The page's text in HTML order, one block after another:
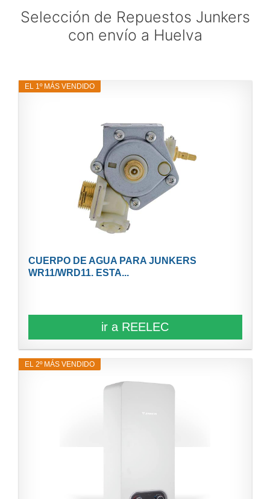
Selección de Repuestos Junkers
con envío a Huelva
EL 1º MÁS VENDIDO
CUERPO DE AGUA PARA JUNKERS
WR11/WRD11. ESTA...
ir a REELEC
EL 2º MÁS VENDIDO